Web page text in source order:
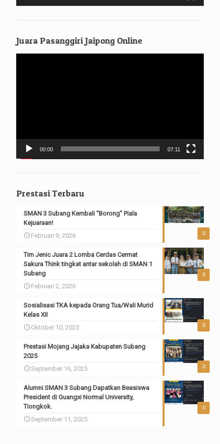
Juara Pasanggiri Jaipong Online
00:00 07:11
Prestasi Terbaru
0
SMAN 3 Subang Kembali “Borong” Piala
Kejuaraan!
Februari 9, 2026
0
Tim Jenic Juara 2 Lomba Cerdas Cermat
Sakura Think tingkat antar sekolah di SMAN 1
Subang
Februari 2, 2026
0
Sosialisasi TKA kepada Orang Tua/Wali Murid
Kelas XII
Oktober 10, 2025
0
Prestasi Mojang Jajaka Kabupaten Subang
2025
September 16, 2025
0
Alumni SMAN 3 Subang Dapatkan Beasiswa
President di Guangxi Normal University,
Tiongkok.
September 11, 2025